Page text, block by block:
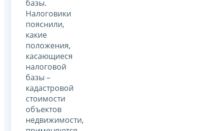
базы.
Налоговики
пояснили,
какие
положения,
касающиеся
налоговой
базы –
кадастровой
стоимости
объектов
недвижимости,